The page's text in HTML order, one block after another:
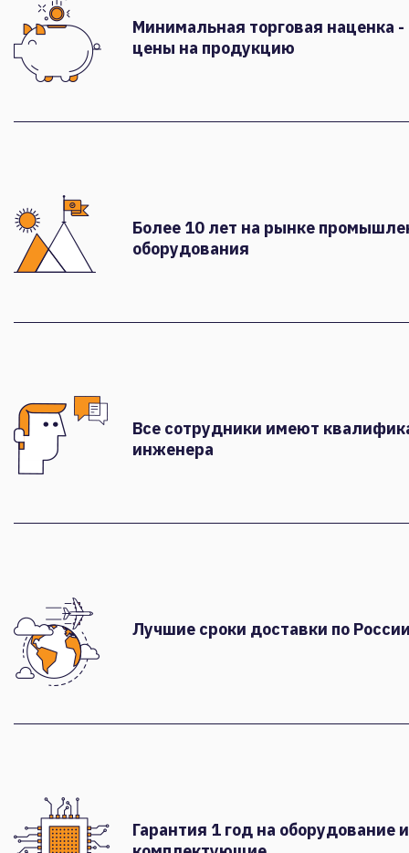
Минимальная торговая наценка
цены на продукцию
Более 10 лет на рынке
оборудования
Все сотрудники имеют
инженера
Лучшие сроки доставки по
Гарантия 1 год на оборудование и